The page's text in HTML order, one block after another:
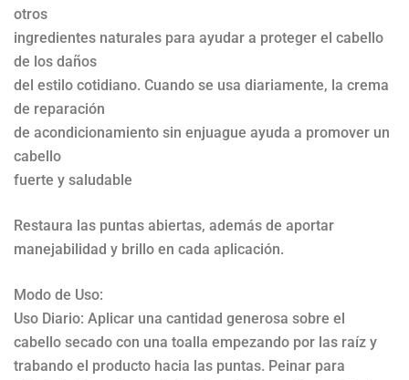
otros
ingredientes naturales para ayudar a proteger el cabello
de los daños
del estilo cotidiano. Cuando se usa diariamente, la crema
de reparación
de acondicionamiento sin enjuague ayuda a promover un
cabello
fuerte y saludable
Restaura las puntas abiertas, además de aportar
manejabilidad y brillo en cada aplicación.
Modo de Uso:
Uso Diario: Aplicar una cantidad generosa sobre el
cabello secado con una toalla empezando por las raíz y
trabando el producto hacia las puntas. Peinar para